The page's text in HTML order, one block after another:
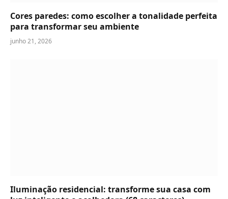
Cores paredes: como escolher a tonalidade perfeita
para transformar seu ambiente
junho 21, 2026
Iluminação residencial: transforme sua casa com